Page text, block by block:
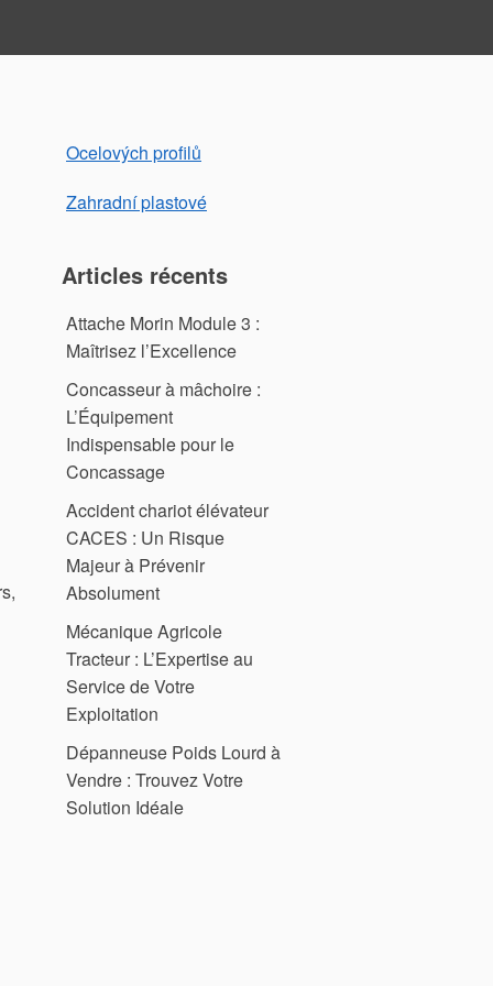
Ocelových profilů
Zahradní plastové
Articles récents
Attache Morin Module 3 :
Maîtrisez l’Excellence
Concasseur à mâchoire :
L’Équipement
Indispensable pour le
Concassage
Accident chariot élévateur
CACES : Un Risque
Majeur à Prévenir
Absolument
Mécanique Agricole
Tracteur : L’Expertise au
Service de Votre
Exploitation
Dépanneuse Poids Lourd à
Vendre : Trouvez Votre
Solution Idéale